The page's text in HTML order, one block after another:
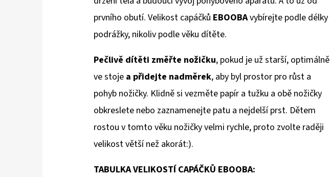
prvního obutí. Velikost capáčků EBOOBAvybírejte podle délky
podrážky, nikoliv podle věku dítěte.
Pečlivě dítěti změřte nožičku, pokud je už starší, optimálně
ve stoje a přidejte nadměrek, aby byl prostor pro růst a
pohyb nožičky. Klidně si vezměte papír a tužku a obě nožičky
obkreslete nebo zaznamenejte patu a nejdelší prst. Dětem
rostou v tomto věku nožičky velmi rychle, proto zvolte raději
velikost větší než akorát:).
TABULKA VELIKOSTÍ CAPÁČKŮ EBOOBA: